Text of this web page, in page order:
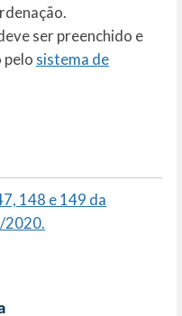
ser preenchido e
pelo sistema de
148 e 149 da
2020.